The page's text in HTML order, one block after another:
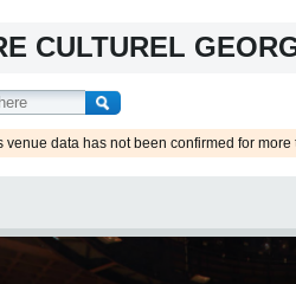
CULTUREL
venue data has not been confirmed for more